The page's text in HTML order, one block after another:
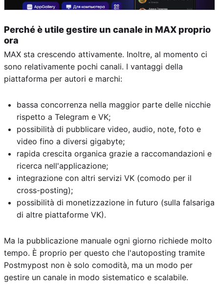
Perché è utile gestire un canale in MAX proprio
ora
MAX sta crescendo attivamente. Inoltre, al momento ci
sono relativamente pochi canali. I vantaggi della
piattaforma per autori e marchi:
bassa concorrenza nella maggior parte delle nicchie
rispetto a Telegram e VK;
possibilità di pubblicare video, audio, note, foto e
video fino a diversi gigabyte;
rapida crescita organica grazie a raccomandazioni e
ricerca nell'applicazione;
integrazione con altri servizi VK (comodo per il
cross-posting);
possibilità di monetizzazione in futuro (sulla falsariga
di altre piattaforme VK).
Ma la pubblicazione manuale ogni giorno richiede molto
tempo. È proprio per questo che l'autoposting tramite
Postmypost non è solo comodità, ma un modo per
gestire un canale in modo sistematico e scalabile.